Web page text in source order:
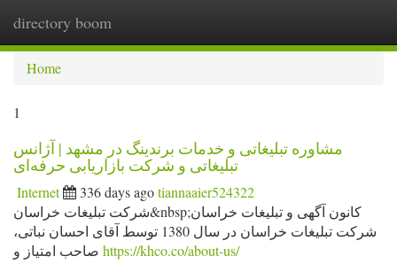
directory boom
Home
1
مشاوره تبلیغاتی و خدمات برندینگ در مشهد | آژانس
تبلیغاتی و شرکت بازاریابی حرفه‌ای
Internet 336 days agotiannaaier524322
شرکت تبلیغات خراسان&nbsp;کانون آگهی و تبلیغات خراسان
شرکت تبلیغات خراسان در سال 1380 توسط آقای احسان نباتی،
https://khco.co/about-us/